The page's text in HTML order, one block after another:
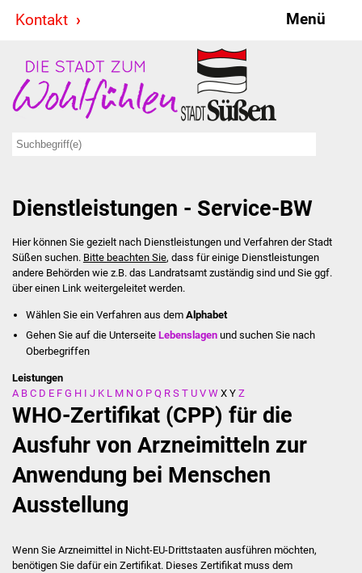
Kontakt Menü
Stadt & Politik
Bürgermeister
Ausschüsse
Ratsinformationssystem
Jugendbeirat
Summerrockfestival
Stadtverwaltung
Ansprechpartner
Behördenwegweiser
Kontakt
Dienstleistungen - Service-BW
Hier können Sie gezielt nach Dienstleistungen und Verfahren der Stadt
Süßen suchen. Bitte beachten Sie, dass für einige Dienstleistungen
andere Behörden wie z.B. das Landratsamt zuständig sind und Sie ggf.
über einen Link weitergeleitet werden.
Wählen Sie ein Verfahren aus dem Alphabet
Gehen Sie auf die UnterseiteLebenslagen und suchen Sie nach
Oberbegriffen
Leistungen
A B C D E F G H I J K L M N O P Q R S T U V W X Y Z
WHO-Zertifikat (CPP) für die
Ausfuhr von Arzneimitteln zur
Anwendung bei Menschen
Ausstellung
Wenn Sie Arzneimittel in Nicht-EU-Drittstaaten ausführen möchten,
benötigen Sie dafür ein Zertifikat. Dieses Zertifikat muss dem